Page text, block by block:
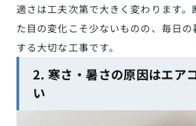
適さは工夫次第で大きく変わります
た目の変化こそ少ないものの、毎日
する大切な工事です。
2. 寒さ・暑さの原因はエア
い